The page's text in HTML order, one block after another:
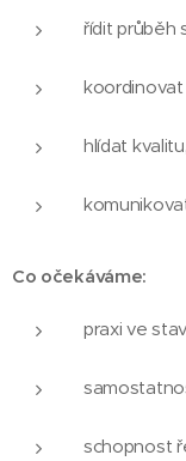
řídit průběh
hlídat
Co očekáváme:
praxi ve
schopnost